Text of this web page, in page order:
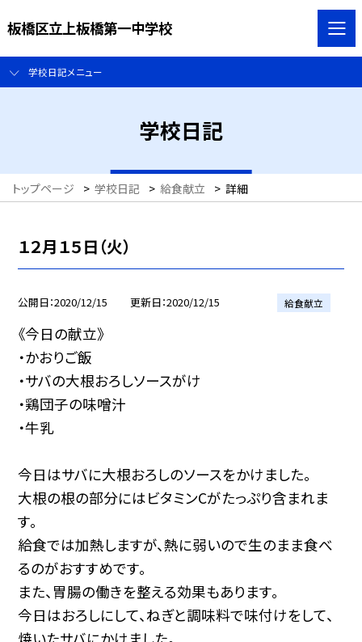
板橋区立上板橋第一中学校
学校日記メニュー
学校日記
トップページ > 学校日記 > 給食献立 > 詳細
１２月１５日（火）
公開日 2020/12/15 更新日 2020/12/15 給食献立
《今日の献立》
・かおりご飯
・サバの大根おろしソースがけ
・鶏団子の味噌汁
・牛乳
今日はサバに大根おろしのソースをかけました。
大根の根の部分にはビタミンCがたっぷり含まれま
す。
給食では加熱しますが、熱に弱いので生のまま食べ
るのがおすすめです。
また、胃腸の働きを整える効果もあります。
今日はおろしにして、ねぎと調味料で味付けをして、